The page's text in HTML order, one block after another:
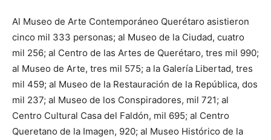
Al Museo de Arte Contemporáneo Querétaro asistieron
cinco mil 333 personas; al Museo de la Ciudad, cuatro
mil 256; al Centro de las Artes de Querétaro, tres mil 990;
al Museo de Arte, tres mil 575; a la Galería Libertad, tres
mil 459; al Museo de la Restauración de la República, dos
mil 237; al Museo de los Conspiradores, mil 721; al
Centro Cultural Casa del Faldón, mil 695; al Centro
Queretano de la Imagen, 920; al Museo Histórico de la